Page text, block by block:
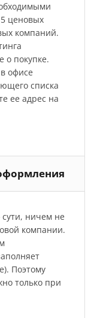
ценовых
компаний.
о покупке.
офисе
списка
ее адрес на
ничем не
компании.
Поэтому
только при